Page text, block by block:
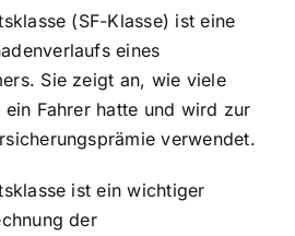
(SF-Klasse) ist eine
eines
Sie zeigt an, wie viele
Fahrer hatte und wird zur
verwendet.
ist ein wichtiger
der